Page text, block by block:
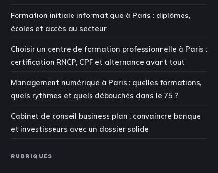
Formation initiale informatique à Paris : diplômes,
écoles et accès au secteur
Choisir un centre de formation professionnelle à Paris :
certification RNCP, CPF et alternance avant tout
Management numérique à Paris : quelles formations,
quels rythmes et quels débouchés dans le 75 ?
Cabinet de conseil business plan : convaincre banque
et investisseurs avec un dossier solide
RUBRIQUES